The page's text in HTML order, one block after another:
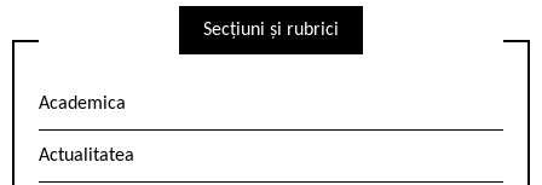
Secțiuni și rubrici
Academica
Actualitatea